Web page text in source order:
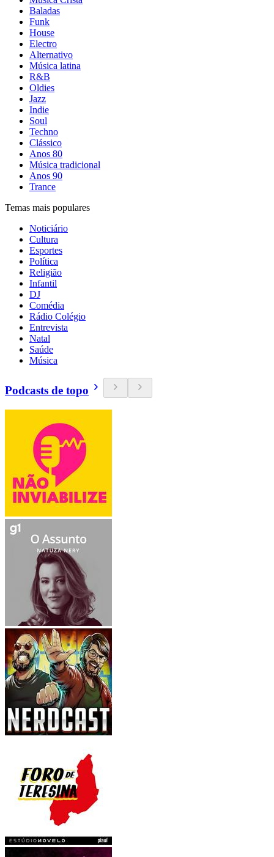
Baladas
Funk
House
Electro
Alternativo
Música latina
R&B
Oldies
Jazz
Indie
Soul
Techno
Clássico
Anos 80
Música tradicional
Anos 90
Trance
Temas mais populares
Noticiário
Cultura
Esportes
Política
Religião
Infantil
DJ
Comédia
Rádio Colégio
Entrevista
Natal
Saúde
Música
Podcasts de topo